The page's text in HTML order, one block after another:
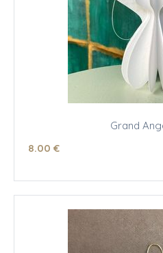
Grand
8.00 €